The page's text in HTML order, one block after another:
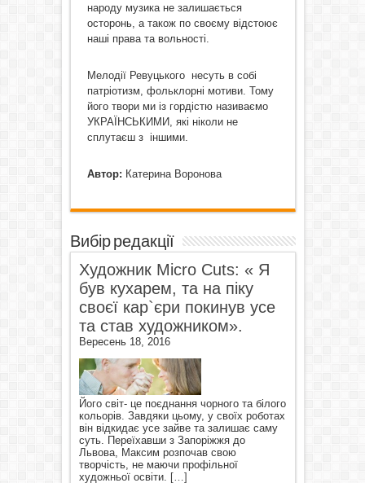
народу музика не залишається
осторонь, а також по своєму відстоює
наші права та вольності.
Мелодії Ревуцького несуть в собі
патріотизм, фольклорні мотиви. Тому
його твори ми із гордістю називаємо
УКРАЇНСЬКИМИ, які ніколи не
сплутаєш з іншими.
Автор: Катерина Воронова
Вибір редакції
Художник Micro Cuts: « Я
був кухарем, та на піку
своєї кар`єри покинув усе
та став художником».
Вересень 18, 2016
Його світ- це поєднання чорного та білого
кольорів. Завдяки цьому, у своїх роботах
він відкидає усе зайве та залишає саму
суть. Переїхавши з Запоріжжя до
Львова, Максим розпочав свою
творчість, не маючи профільної
художньої освіти. […]